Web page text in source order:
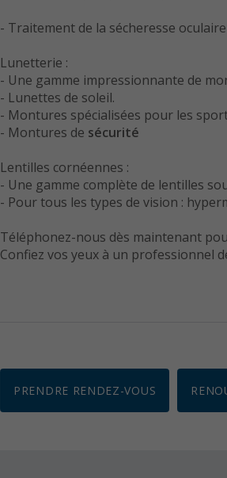
- Traitement de la sécheresse
Lunetterie :
- Une gamme impressionnante de
- Lunettes de soleil.
- Montures spécialisées pour les
- Montures de sécurité
Lentilles cornéennes :
- Une gamme complète de lentilles
- Pour tous les types de vision :
Téléphonez-nous dès maintenant
Confiez vos yeux à un professionnel
PRENDRE RENDEZ-VOUS